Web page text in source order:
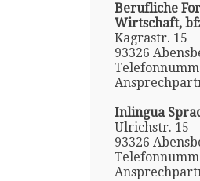
Berufliche
Wirtschaft,
Kagrastr. 15
93326
Inlingua
Ulrichstr. 15
93326